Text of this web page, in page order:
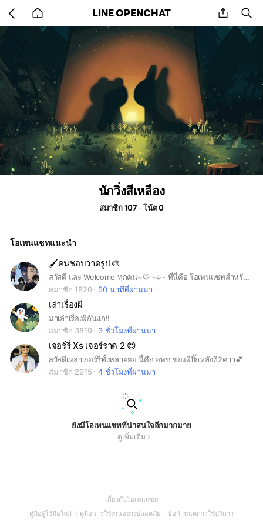
back
to
LINE OPENCHAT share
นักวิ่งสีเหลือง
สมาชิก 107 โน้ต 0
โอเพนแชทแนะนำ
🖌️คนชอบวาดรูป🎨
สวัสดี และ Welcome ทุกคน~♡ -↓- ที่นี่คือ โอเพนแชทสำหรับ สายวาดรูป! มีช่องแชท พูดคุย, แปะงาน และโรลเพลย์ •เข้ามาแล้วอย่าลืมอ่านกฎในโน้ตกันด้วย~
สมาชิก 1820
50 นาทีที่ผ่านมา
เล่าเรื่องผี
มาเล่าเรื่องผีกันแก!!
สมาชิก 3819
3 ชั่วโมงที่ผ่านมา
เจอร์รี่ Xs เจอร์ราด 2 😍
สวัสดีเหล่าเจอร์รี่ทั้งหลายยย นี้คือ อพช.ของพี่บิ๊กหลังที่2ค่าา💕
สมาชิก 2915
4 ชั่วโมงที่ผ่านมา
ยังมีโอเพนแชทที่น่าสนใจอีกมากมาย
ดูเพิ่มเติม
เกี่ยวกับโอเพนแชท(Open
in
คู่มือผู้ใช้มือใหม่
(Open
คู่มือการใช้งานอย่างปลอดภัย(Open
ข้อกำหนดการใช้บริการ(Open